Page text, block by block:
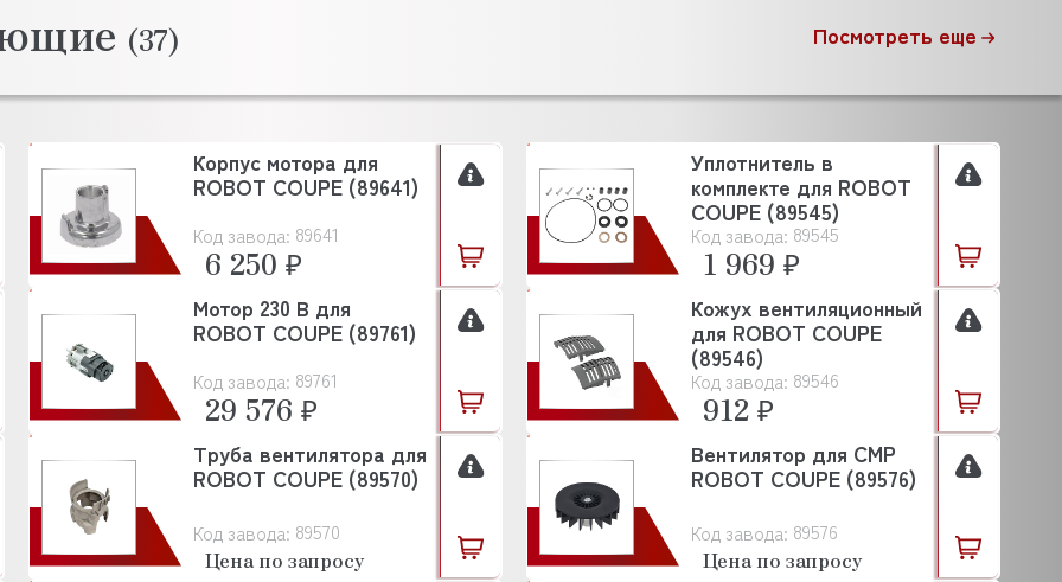
(37) Посмотреть еще
Код завода: 89641
Корпус мотора для
ROBOT COUPE (89641)
6 250 ₽
Код завода: 89545
Уплотнитель в
комплекте для ROBOT
COUPE (89545)
1 969 ₽
Код завода: 89761
Мотор 230 В для
ROBOT COUPE (89761)
29 576 ₽
Код завода: 89546
Кожух вентиляционный
для ROBOT COUPE
(89546)
912 ₽
Код завода: 89570
Труба вентилятора для
ROBOT COUPE (89570)
Цена по запросу
Код завода: 89576
Вентилятор для CMP
ROBOT COUPE (89576)
Цена по запросу